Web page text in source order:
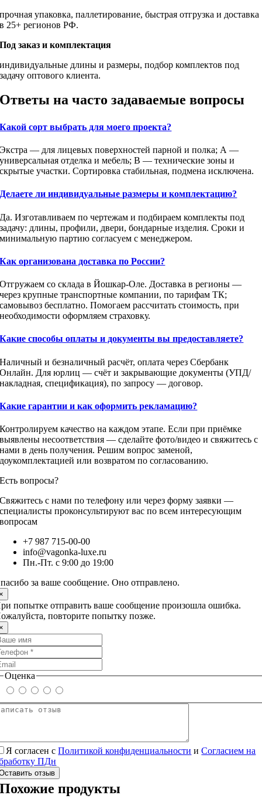
прочная упаковка, паллетирование, быстрая отгрузка и доставка
в 25+ регионов РФ.
Под заказ и комплектация
индивидуальные длины и размеры, подбор комплектов под
задачу оптового клиента.
Ответы на часто задаваемые вопросы
Какой сорт выбрать для моего проекта?
Экстра — для лицевых поверхностей парной и полка; А —
универсальная отделка и мебель; В — технические зоны и
скрытые участки. Сортировка стабильная, подмена исключена.
Делаете ли индивидуальные размеры и комплектацию?
Да. Изготавливаем по чертежам и подбираем комплекты под
задачу: длины, профили, двери, бондарные изделия. Сроки и
минимальную партию согласуем с менеджером.
Как организована доставка по России?
Отгружаем со склада в Йошкар-Оле. Доставка в регионы —
через крупные транспортные компании, по тарифам ТК;
самовывоз бесплатно. Помогаем рассчитать стоимость, при
необходимости оформляем страховку.
Какие способы оплаты и документы вы предоставляете?
Наличный и безналичный расчёт, оплата через Сбербанк
Онлайн. Для юрлиц — счёт и закрывающие документы (УПД/
накладная, спецификация), по запросу — договор.
Какие гарантии и как оформить рекламацию?
Контролируем качество на каждом этапе. Если при приёмке
выявлены несоответствия — сделайте фото/видео и свяжитесь с
нами в день получения. Решим вопрос заменой,
доукомплектацией или возвратом по согласованию.
Есть вопросы?
Свяжитесь с нами по телефону или через форму заявки —
специалисты проконсультируют вас по всем интересующим
вопросам
+7 987 715-00-00
info@vagonka-luxe.ru
Пн.-Пт. с 9:00 до 19:00
за ваше сообщение. Оно отправлено.
попытке отправить ваше сообщение произошла ошибка.
повторите попытку позже.
Оценка
Я согласен сПолитикой конфиденциальности иСогласием на
ПДн
отзыв
Похожие продукты